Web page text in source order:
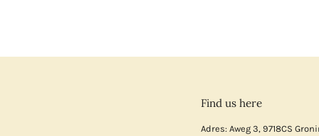
Find us here
Adres: Aweg 3, 9718CS